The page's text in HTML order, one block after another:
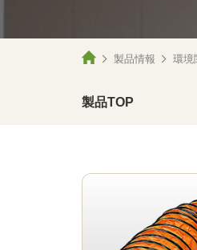
製品情報 環境
製品TOP